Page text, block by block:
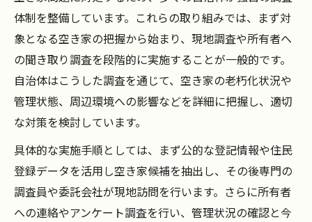
体制を整備しています。これらの取り組みでは、まず対
象となる空き家の把握から始まり、現地調査や所有者へ
の聞き取り調査を段階的に実施することが一般的です。
自治体はこうした調査を通じて、空き家の老朽化状況や
管理状態、周辺環境への影響などを詳細に把握し、適切
な対策を検討しています。
具体的な実施手順としては、まず公的な登記情報や住民
登録データを活用し空き家候補を抽出し、その後専門の
調査員や委託会社が現地訪問を行います。さらに所有者
への連絡やアンケート調査を行い、管理状況の確認と今